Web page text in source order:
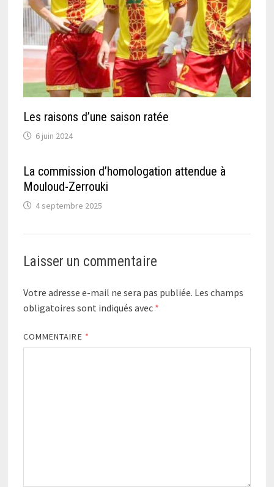
Les raisons d’une saison ratée
6 juin 2024
La commission d’homologation attendue à
Mouloud-Zerrouki
4 septembre 2025
Laisser un commentaire
Votre adresse e-mail ne sera pas publiée. Les champs
obligatoires sont indiqués avec *
COMMENTAIRE *